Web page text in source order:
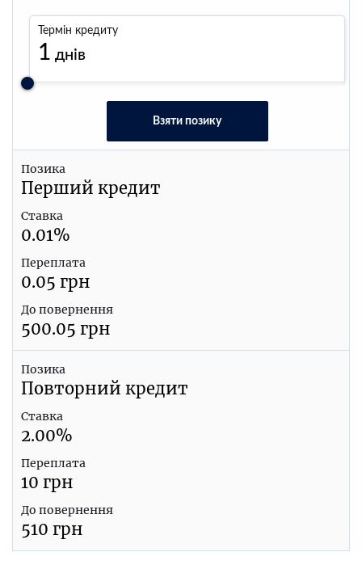
Термін кредиту
1 днів
Взяти позику
Позика
Перший кредит
Ставка
0.01%
Переплата
0.05 грн
До повернення
500.05 грн
Позика
Повторний кредит
Ставка
2.00%
Переплата
10 грн
До повернення
510 грн